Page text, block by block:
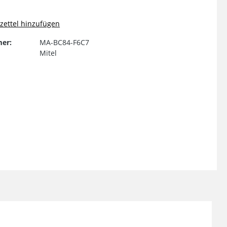
hinzufügen
MA-BC84-F6C7
Mitel